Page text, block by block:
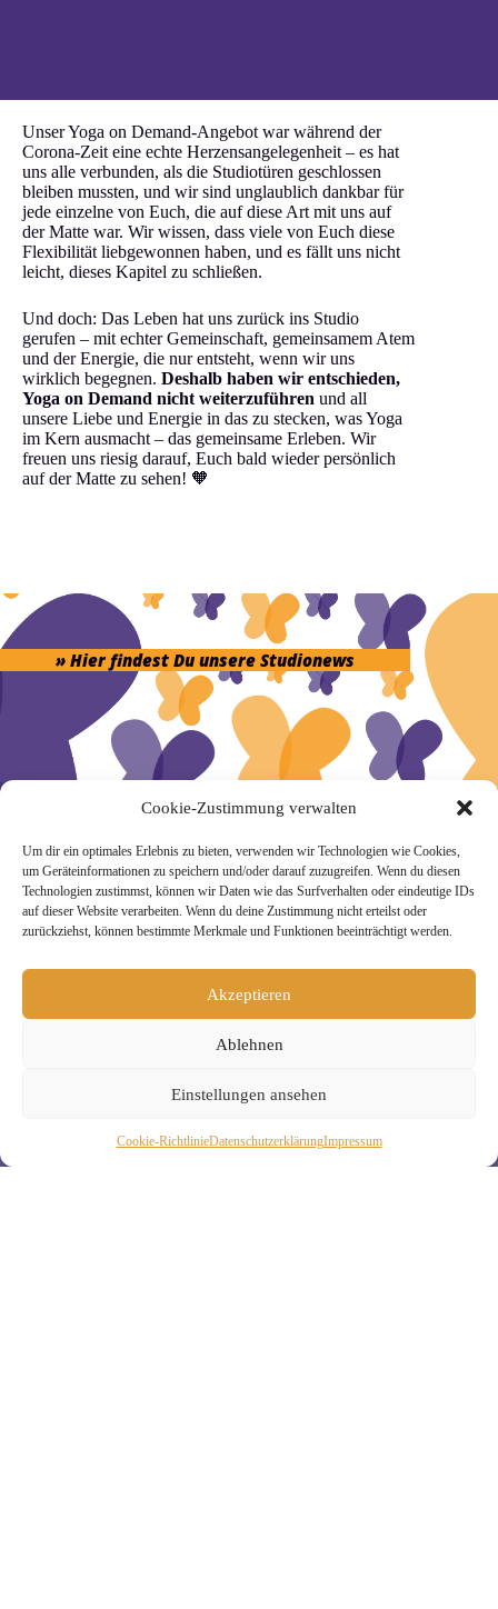
Cookie-Zustimmung verwalten
Um dir ein optimales Erlebnis zu bieten, verwenden wir Technologien wie Cookies,
um Geräteinformationen zu speichern und/oder darauf zuzugreifen. Wenn du diesen
Technologien zustimmst, können wir Daten wie das Surfverhalten oder eindeutige IDs
auf dieser Website verarbeiten. Wenn du deine Zustimmung nicht erteilst oder
zurückziehst, können bestimmte Merkmale und Funktionen beeinträchtigt werden.
Akzeptieren
Ablehnen
Einstellungen ansehen
Cookie-RichtlinieDaten­schutz­erklä­rungImpressum
Unser Yoga on Demand-Angebot war während der
Corona-Zeit eine echte Herzensangelegenheit – es hat
uns alle verbunden, als die Studiotüren geschlossen
bleiben mussten, und wir sind unglaublich dankbar für
jede einzelne von Euch, die auf diese Art mit uns auf
der Matte war. Wir wissen, dass viele von Euch diese
Flexibilität liebgewonnen haben, und es fällt uns nicht
leicht, dieses Kapitel zu schließen.
Und doch: Das Leben hat uns zurück ins Studio
gerufen – mit echter Gemeinschaft, gemeinsamem Atem
und der Energie, die nur entsteht, wenn wir uns
wirklich begegnen. Deshalb haben wir entschieden,
Yoga on Demand nicht weiterzuführen und all
unsere Liebe und Energie in das zu stecken, was Yoga
im Kern ausmacht – das gemeinsame Erleben. Wir
freuen uns riesig darauf, Euch bald wieder persönlich
auf der Matte zu sehen! 🧡
» Hier findest Du unsere Studionews
Melde Dich hier zum Yogimotion Newsletter an:
Wenn Du magst, schicke ich Dir ungefähr monatlich Infos zu
aktuellen Kursen und Workshops bei Yogimotion. Du kannst
Dich natürlich jederzeit wieder abmelden. Alle Details zur
Datenschutzerklärung